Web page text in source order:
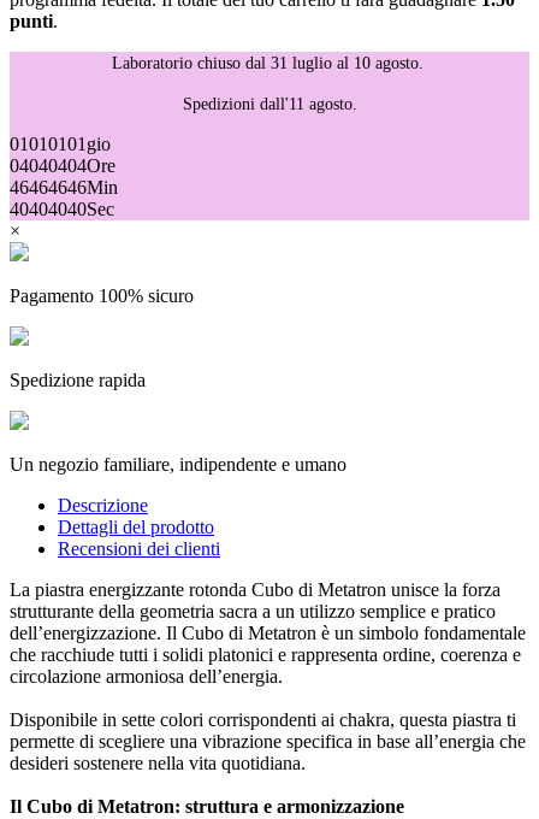
punti.
Laboratorio chiuso dal 31 luglio al 10 agosto.
Spedizioni dall'11 agosto.
01010101 gio
04040404Ore
46464646Min
40404040Sec
×
Pagamento 100% sicuro
Spedizione rapida
Un negozio familiare, indipendente e umano
Descrizione
Dettagli del prodotto
Recensioni dei clienti
La piastra energizzante rotonda Cubo di Metatron unisce la forza
strutturante della geometria sacra a un utilizzo semplice e pratico
dell’energizzazione. Il Cubo di Metatron è un simbolo fondamentale
che racchiude tutti i solidi platonici e rappresenta ordine, coerenza e
circolazione armoniosa dell’energia.
Disponibile in sette colori corrispondenti ai chakra, questa piastra ti
permette di scegliere una vibrazione specifica in base all’energia che
desideri sostenere nella vita quotidiana.
Il Cubo di Metatron: struttura e armonizzazione